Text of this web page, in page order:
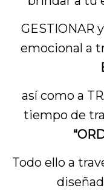
GESTIONAR
emocional a
así como a
tiempo de
Todo ello a